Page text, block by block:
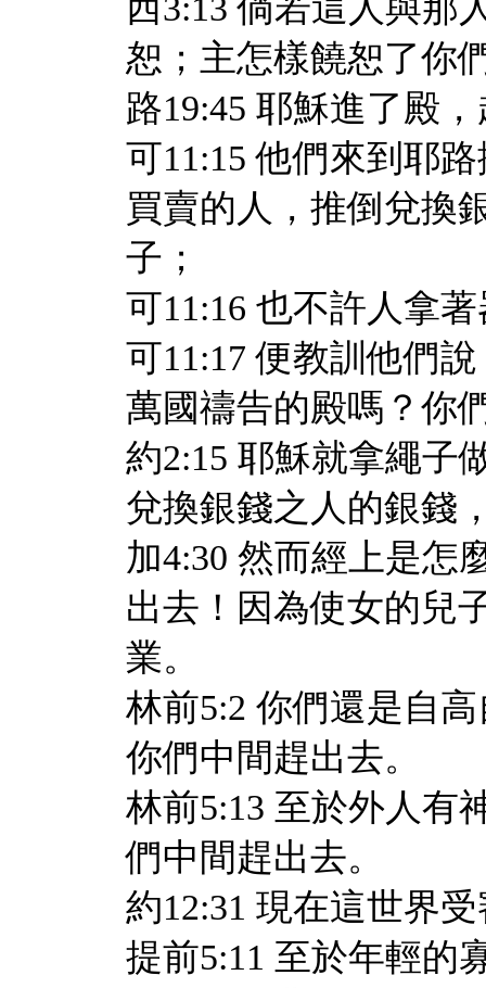
恕；主怎樣饒恕了你
路19:45 耶穌進了殿
可11:15 他們來到耶
買賣的人，推倒兌換
子；
可11:16 也不許人拿
可11:17 便教訓他們
萬國禱告的殿嗎？你
約2:15 耶穌就拿繩子
兌換銀錢之人的銀錢
加4:30 然而經上是怎
出去！因為使女的兒
業。
林前5:2 你們還是自
你們中間趕出去。
林前5:13 至於外人有
們中間趕出去。
約12:31 現在這世界
提前5:11 至於年輕的